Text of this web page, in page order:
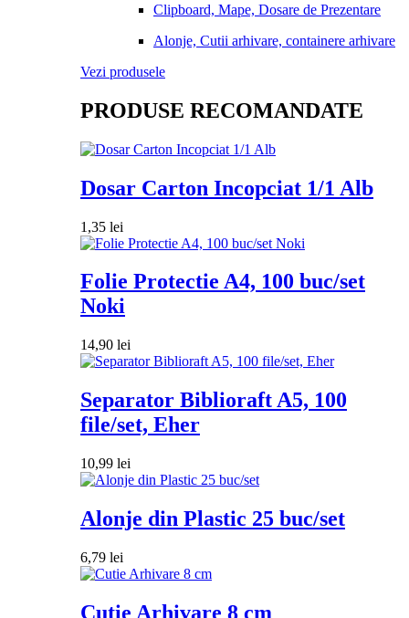
Clipboard, Mape, Dosare de Prezentare
Alonje, Cutii arhivare, containere arhivare
Vezi produsele
PRODUSE RECOMANDATE
Dosar Carton Incopciat 1/1 Alb
1,35 lei
Folie Protectie A4, 100 buc/set
Noki
14,90 lei
Separator Biblioraft A5, 100
file/set, Eher
10,99 lei
Alonje din Plastic 25 buc/set
6,79 lei
Cutie Arhivare 8 cm